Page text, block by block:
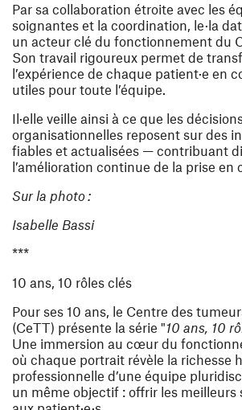
Par sa collaboration étroite avec les
soignantes et la coordination, le·la
un acteur clé du fonctionnement du
Son travail rigoureux permet de
l’expérience de chaque patient·e en
utiles pour toute l’équipe.
Il·elle veille ainsi à ce que les
organisationnelles reposent sur des
fiables et actualisées — contribuant
l’amélioration continue de la prise en
Sur la photo :
Isabelle Bassi
***
10 ans, 10 rôles clés
Pour ses 10 ans, le Centre des
(CeTT) présente la série "10 ans, 10
Une immersion au cœur du
où chaque portrait révèle la richesse
professionnelle d’une équipe
un même objectif : offrir les meilleurs